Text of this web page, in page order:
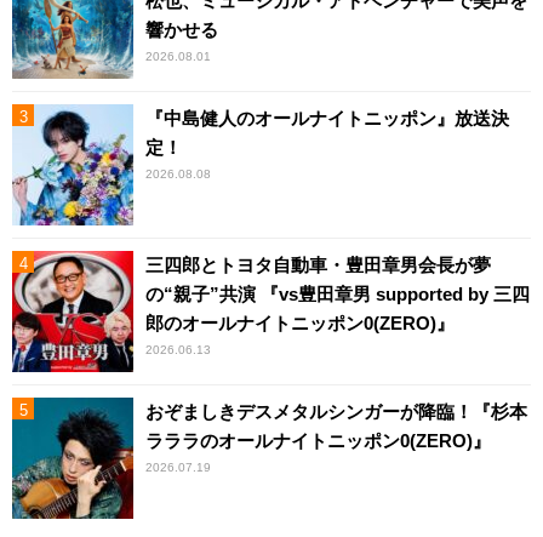
響かせる
2026.08.01
『中島健人のオールナイトニッポン』放送決
定！
2026.08.08
三四郎とトヨタ自動車・豊田章男会長が夢
の“親子”共演 『vs豊田章男 supported by 三四
郎のオールナイトニッポン0(ZERO)』
2026.06.13
おぞましきデスメタルシンガーが降臨！『杉本
ラララのオールナイトニッポン0(ZERO)』
2026.07.19